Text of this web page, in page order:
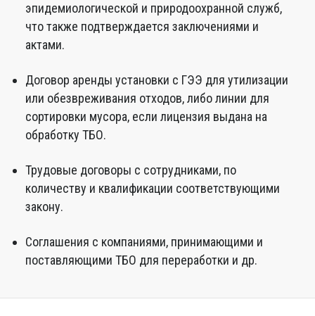
эпидемиологической и природоохранной служб,
что также подтверждается заключениями и
актами.
Договор аренды установки с ГЭЭ для утилизации
или обезвреживания отходов, либо линии для
сортировки мусора, если лицензия выдана на
обработку ТБО.
Трудовые договоры с сотрудниками, по
количеству и квалификации соответствующими
закону.
Соглашения с компаниями, принимающими и
поставляющими ТБО для переработки и др.